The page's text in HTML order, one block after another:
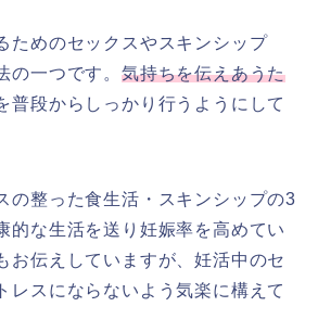
ためのセックスやスキンシップ
の一つです。 気持ちを伝えあうた
普段からしっかり行うようにして
の整った食生活・スキンシップの3
的な生活を送り妊娠率を高めてい
お伝えしていますが、妊活中のセ
レスにならないよう気楽に構えて